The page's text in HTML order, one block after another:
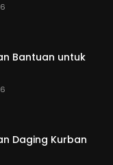
Bantuan untuk
Daging Kurban